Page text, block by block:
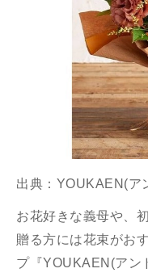
出典： YOUKAEN(ア
お花好きな義母や、
贈る方には花束がお
プ『YOUKAEN(アン